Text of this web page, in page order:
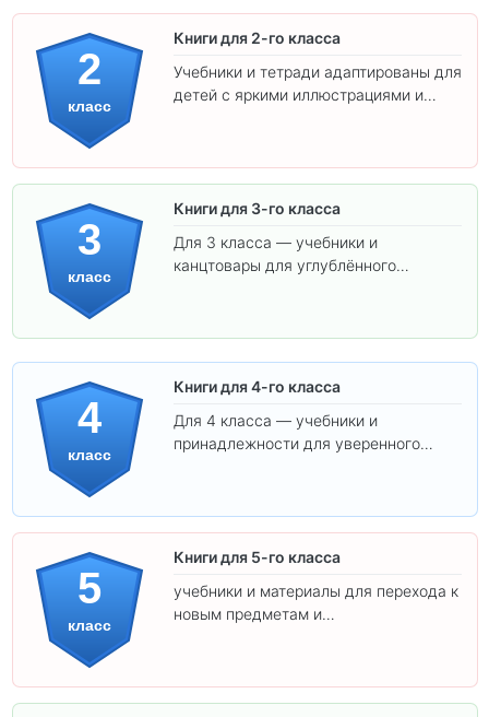
2
класс
Книги для 2-го класса
Учебники и тетради адаптированы для
детей с яркими иллюстрациями и
3
класс
Книги для 3-го класса
Для 3 класса — учебники и
канцтовары для углублённого
4
класс
Книги для 4-го класса
Для 4 класса — учебники и
принадлежности для уверенного
5
класс
Книги для 5-го класса
учебники и материалы для перехода к
новым предметам и